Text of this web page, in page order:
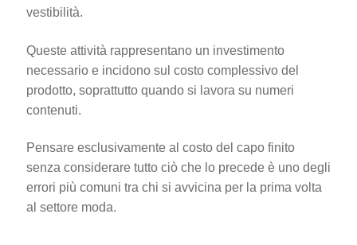
vestibilità.
Queste attività rappresentano un investimento
necessario e incidono sul costo complessivo del
prodotto, soprattutto quando si lavora su numeri
contenuti.
Pensare esclusivamente al costo del capo finito
senza considerare tutto ciò che lo precede è uno degli
errori più comuni tra chi si avvicina per la prima volta
al settore moda.